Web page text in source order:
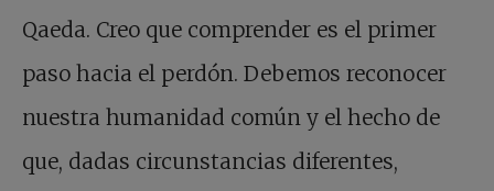
Qaeda. Creo que comprender es el primer
paso hacia el perdón. Debemos reconocer
nuestra humanidad común y el hecho de
que, dadas circunstancias diferentes,